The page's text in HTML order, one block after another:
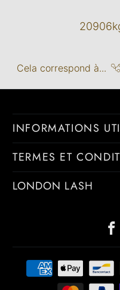
Cela correspond à...
INFORMATIONS
TERMES ET
LONDON LASH